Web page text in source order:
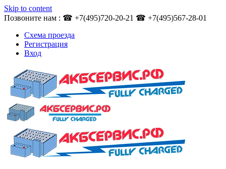
Skip to content
Позвоните нам : ☎ +7(495)720-20-21 ☎ +7(495)567-28-01
Схема проезда
Регистрация
Вход